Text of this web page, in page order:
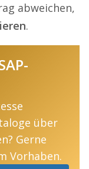
abweichen,
.
über
Gerne
Vorhaben.